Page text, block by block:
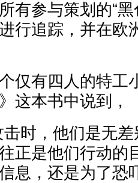
有参与策划的“
行追踪，并在欧
仅有四人的特工
这本书中说到，
击时，他们是无
正是他们行动
息，还是为了恐